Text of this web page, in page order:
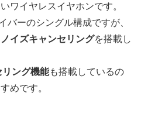
ワイヤレスイヤホンです。
バーのシングル構成ですが、
イズキャンセリングを搭載し
ング機能も搭載しているの
めです。